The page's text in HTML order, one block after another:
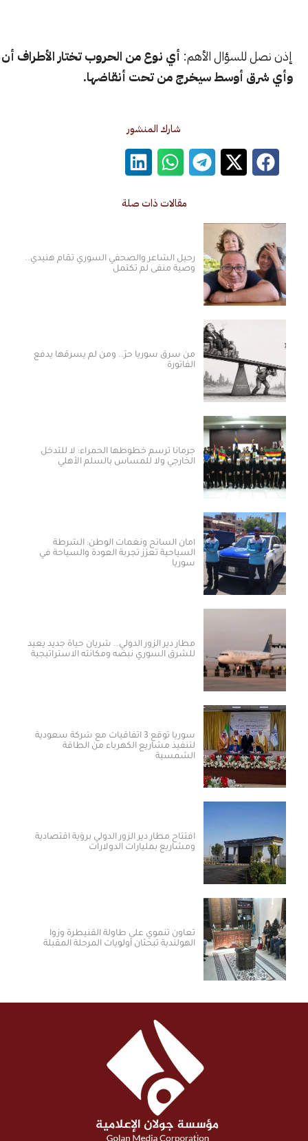
للسؤال الأهم:أي نوع من الحروب تختار الأطراف أن تخوض —
أوسط سيخرج من تحت أنقاضها.
شارك المنشور
مقالات ذات صلة
رحيل الشاعر والصحفي السوري تمّام هنيدي..
وصية منفى لم تكتمل
من سرق سوريا حرّ.. ومن لم يسرقها يدفع
الفاتورة
جرمانا ترسم خطوطها الحمراء: لا للتدخل
الخارجي ولا للمساس بالسلم الأهلي
أمان السائح ونغمات الوطن: الشرطة
السياحية تعزز تجربة العودة والسياحة في
مطار دير الزور الدولي.. شريان حياة جديد يعيد
للشرق السوري نبضه ومكانته الاستراتيجية
سوريا توقع 3 اتفاقيات مع شركة سعودية
لتنفيذ مشاريع الكهرباء من الطاقة
الشمسية
افتتاح مطار دير الزور الدولي برؤية اقتصادية
ومشاريع بمليارات الدولارات ​
تعاون تنموي على طاولة القنيطرة وزوا
الهولندية تبحثان أولويات المرحلة المقبلة